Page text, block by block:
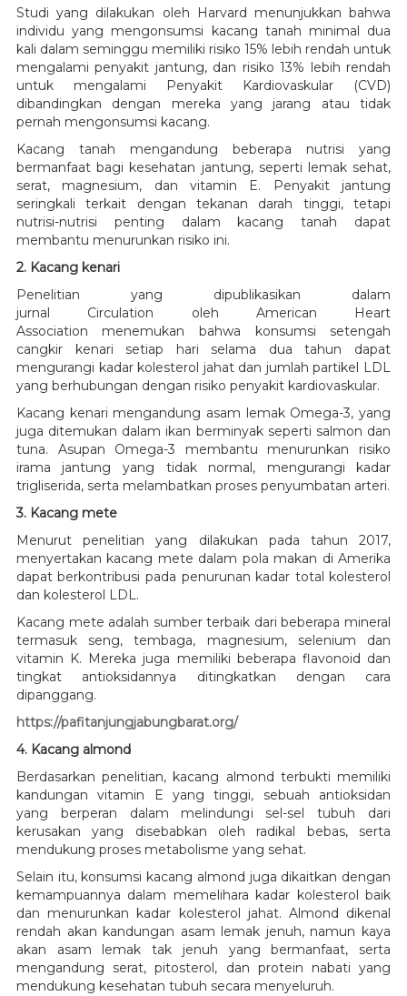
Studi yang dilakukan oleh Harvard menunjukkan bahwa
individu yang mengonsumsi kacang tanah minimal dua
kali dalam seminggu memiliki risiko 15% lebih rendah untuk
mengalami penyakit jantung, dan risiko 13% lebih rendah
untuk mengalami Penyakit Kardiovaskular (CVD)
dibandingkan dengan mereka yang jarang atau tidak
pernah mengonsumsi kacang.
Kacang tanah mengandung beberapa nutrisi yang
bermanfaat bagi kesehatan jantung, seperti lemak sehat,
serat, magnesium, dan vitamin E. Penyakit jantung
seringkali terkait dengan tekanan darah tinggi, tetapi
nutrisi-nutrisi penting dalam kacang tanah dapat
membantu menurunkan risiko ini.
2. Kacang kenari
Penelitian yang dipublikasikan dalam
jurnal Circulation oleh American Heart
Association menemukan bahwa konsumsi setengah
cangkir kenari setiap hari selama dua tahun dapat
mengurangi kadar kolesterol jahat dan jumlah partikel LDL
yang berhubungan dengan risiko penyakit kardiovaskular.
Kacang kenari mengandung asam lemak Omega-3, yang
juga ditemukan dalam ikan berminyak seperti salmon dan
tuna. Asupan Omega-3 membantu menurunkan risiko
irama jantung yang tidak normal, mengurangi kadar
trigliserida, serta melambatkan proses penyumbatan arteri.
3. Kacang mete
Menurut penelitian yang dilakukan pada tahun 2017,
menyertakan kacang mete dalam pola makan di Amerika
dapat berkontribusi pada penurunan kadar total kolesterol
dan kolesterol LDL.
Kacang mete adalah sumber terbaik dari beberapa mineral
termasuk seng, tembaga, magnesium, selenium dan
vitamin K. Mereka juga memiliki beberapa flavonoid dan
tingkat antioksidannya ditingkatkan dengan cara
dipanggang.
https://pafitanjungjabungbarat.org/
4. Kacang almond
Berdasarkan penelitian, kacang almond terbukti memiliki
kandungan vitamin E yang tinggi, sebuah antioksidan
yang berperan dalam melindungi sel-sel tubuh dari
kerusakan yang disebabkan oleh radikal bebas, serta
mendukung proses metabolisme yang sehat.
Selain itu, konsumsi kacang almond juga dikaitkan dengan
kemampuannya dalam memelihara kadar kolesterol baik
dan menurunkan kadar kolesterol jahat. Almond dikenal
rendah akan kandungan asam lemak jenuh, namun kaya
akan asam lemak tak jenuh yang bermanfaat, serta
mengandung serat, pitosterol, dan protein nabati yang
mendukung kesehatan tubuh secara menyeluruh.